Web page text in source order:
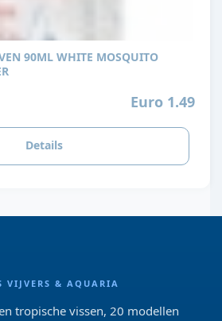
Euro 1.49
Details
VIJVERS & AQUARIA
tropische vissen, 20 modellen